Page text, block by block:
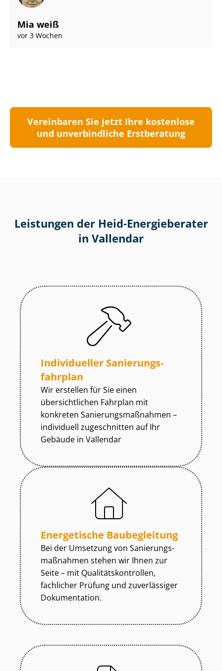
Mia weiß
vor 3 Wochen
Vereinbaren Sie jetzt Ihre kostenlose
und unverbindliche Erstberatung
Leistungen der Heid-Energieberater
in Vallendar
Individueller Sa­nie­rungs­
fahr­plan
Wir erstellen für Sie einen
übersichtlichen Fahrplan mit
konkreten Sa­nie­rungs­maß­nah­men –
individuell zugeschnitten auf Ihr
Gebäude in Vallendar
Energetische Baubegleitung
Bei der Umsetzung von Sa­nie­rungs­
maß­nah­men stehen wir Ihnen zur
Seite – mit Qua­li­täts­kon­trol­len,
fachlicher Prüfung und zuverlässiger
Dokumentation.